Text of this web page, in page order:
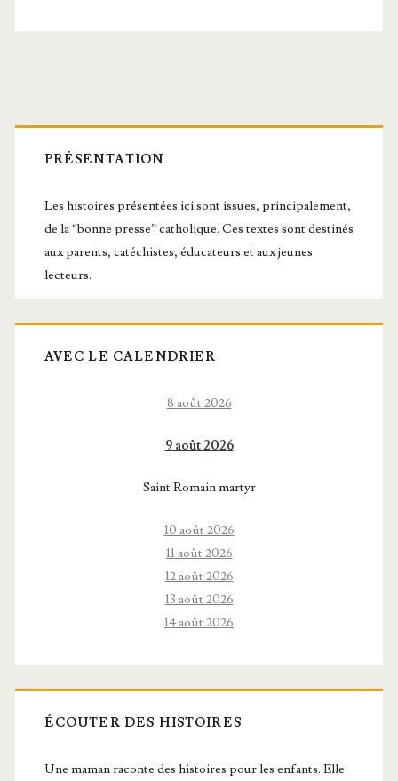
Barre
latérale
principale
PRÉSENTATION
Les histoires présentées ici sont issues, principalement,
de la “bonne presse” catholique. Ces textes sont destinés
aux parents, catéchistes, éducateurs et aux jeunes
lecteurs.
AVEC LE CALENDRIER
8 août 2026
9 août 2026
Saint Romain martyr
10 août 2026
11 août 2026
12 août 2026
13 août 2026
14 août 2026
ÉCOUTER DES HISTOIRES
Une maman raconte des histoires pour les enfants. Elle